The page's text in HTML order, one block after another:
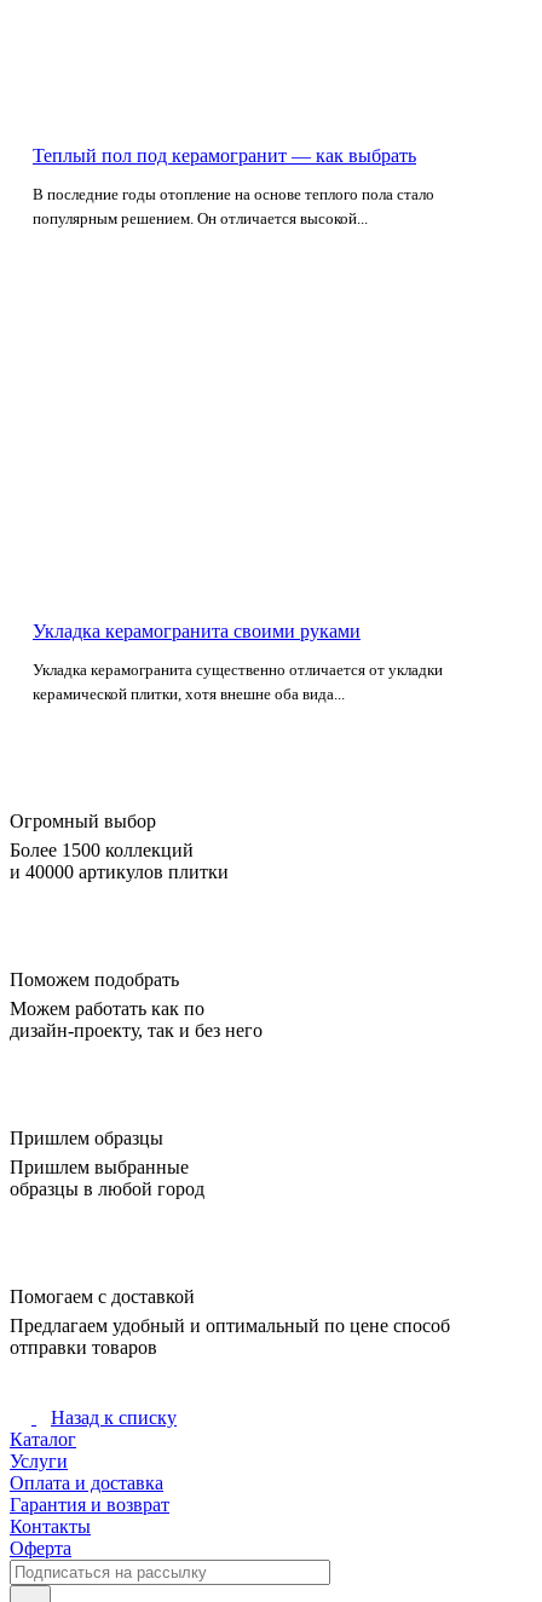
Теплый пол под керамогранит — как выбрать
В последние годы отопление на основе теплого пола стало
популярным решением. Он отличается высокой...
Укладка керамогранита своими руками
Укладка керамогранита существенно отличается от укладки
керамической плитки, хотя внешне оба вида...
Огромный выбор
Более 1500 коллекций
и 40000 артикулов плитки
Поможем подобрать
Можем работать как по
дизайн-проекту, так и без него
Пришлем образцы
Пришлем выбранные
образцы в любой город
Помогаем с доставкой
Предлагаем удобный и оптимальный по цене способ
отправки товаров
Назад к списку
Каталог
Услуги
Оплата и доставка
Гарантия и возврат
Контакты
Оферта